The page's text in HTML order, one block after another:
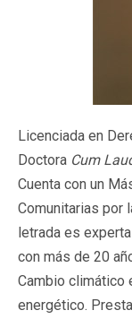
Licenciada en
Doctora Cum
Cuenta con un
Comunitarias por
letrada es
con más de 20
Cambio climático
energético.